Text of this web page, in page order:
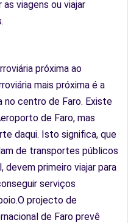
viagens ou viajar
próxima ao
mais próxima é a
no centro de Faro. Existe
de Faro, mas
daqui. Isto significa, que
de transportes públicos
devem primeiro viajar para
serviços
projecto de
de Faro prevê